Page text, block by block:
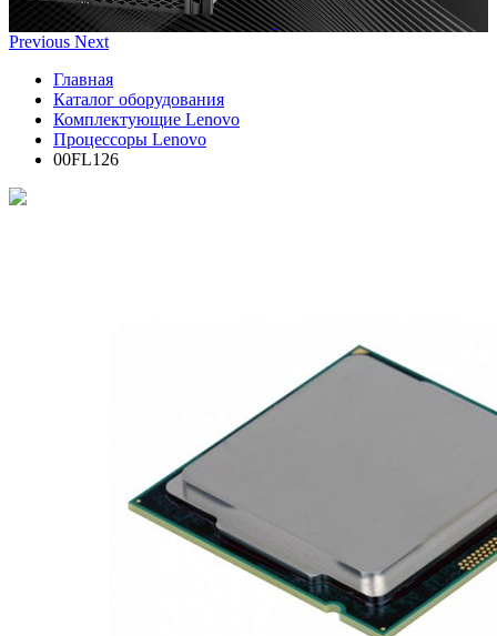
Previous Next
Главная
Каталог оборудования
Комплектующие Lenovo
Процессоры Lenovo
00FL126